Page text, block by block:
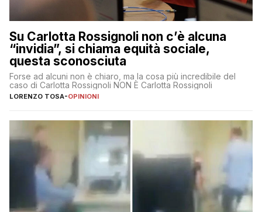
Su Carlotta Rossignoli non c’è alcuna
“invidia”, si chiama equità sociale,
questa sconosciuta
Forse ad alcuni non è chiaro, ma la cosa più incredibile del
caso di Carlotta Rossignoli NON È Carlotta Rossignoli
LORENZO TOSA-OPINIONI